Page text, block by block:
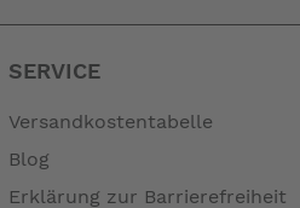
SERVICE
Versandkostentabelle
Blog
Erklärung zur Barrierefreiheit